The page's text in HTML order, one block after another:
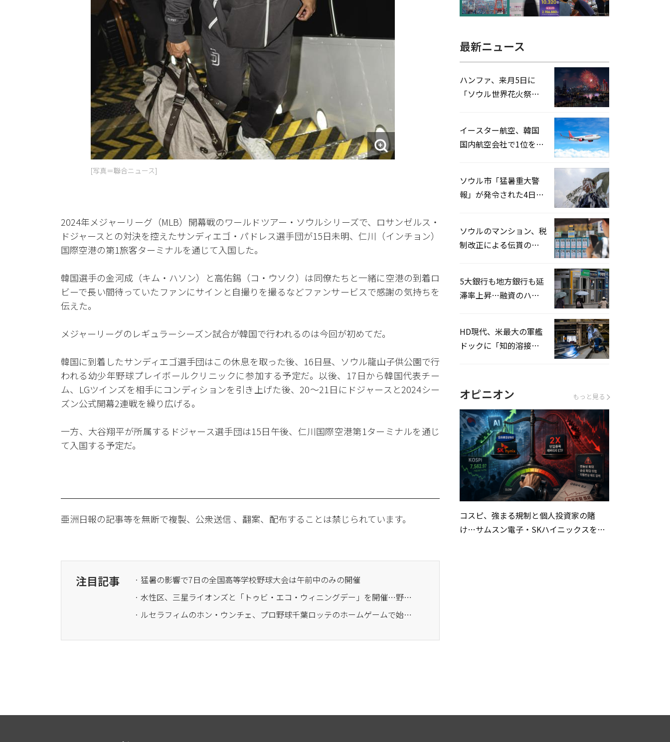
[写真＝聯合ニュース]
2024年メジャーリーグ（MLB）開幕戦のワールドツアー・ソウルシリーズで、ロサンゼルス・
ドジャースとの対決を控えたサンディエゴ・パドレス選手団が15日未明、仁川（インチョン）
国際空港の第1旅客ターミナルを通じて入国した。
韓国選手の金河成（キム・ハソン）と高佑錫（コ・ウソク）は同僚たちと一緒に空港の到着ロ
ビーで長い間待っていたファンにサインと自撮りを撮るなどファンサービスで感謝の気持ちを
伝えた。
メジャーリーグのレギュラーシーズン試合が韓国で行われるのは今回が初めてだ。
韓国に到着したサンディエゴ選手団はこの休息を取った後、16日昼、ソウル龍山子供公園で行
われる幼少年野球プレイボールクリニックに参加する予定だ。以後、17日から韓国代表チー
ム、LGツインズを相手にコンディションを引き上げた後、20～21日にドジャースと2024シー
ズン公式開幕2連戦を繰り広げる。
一方、大谷翔平が所属するドジャース選手団は15日午後、仁川国際空港第1ターミナルを通じ
て入国する予定だ。
亜洲日報の記事等を無断で複製、公衆送信 、翻案、配布することは禁じられています。
注目記事
· 猛暑の影響で7日の全国高等学校野球大会は午前中のみの開催
· 水性区、三星ライオンズと「トゥビ・エコ・ウィニングデー」を開催…野球場で環境保護の実践を広める
· ルセラフィムのホン・ウンチェ、プロ野球千葉ロッテのホームゲームで始球式を務める
最新ニュース
ハンファ、来月5日に
「ソウル世界花火祭り
イースター航空、韓国
国内航空会社で1位を記
ソウル市「猛暑重大警
報」が発令された4日、
ソウルのマンション、税
制改正による伝貰の月
5大銀行も地方銀行も延
滞率上昇…融資のハー
HD現代、米最大の軍艦
ドックに「知的溶接」
オピニオン もっと見る
コスピ、強まる規制と個人投資家の賭
け…サムスン電子・SKハイニックスを巡